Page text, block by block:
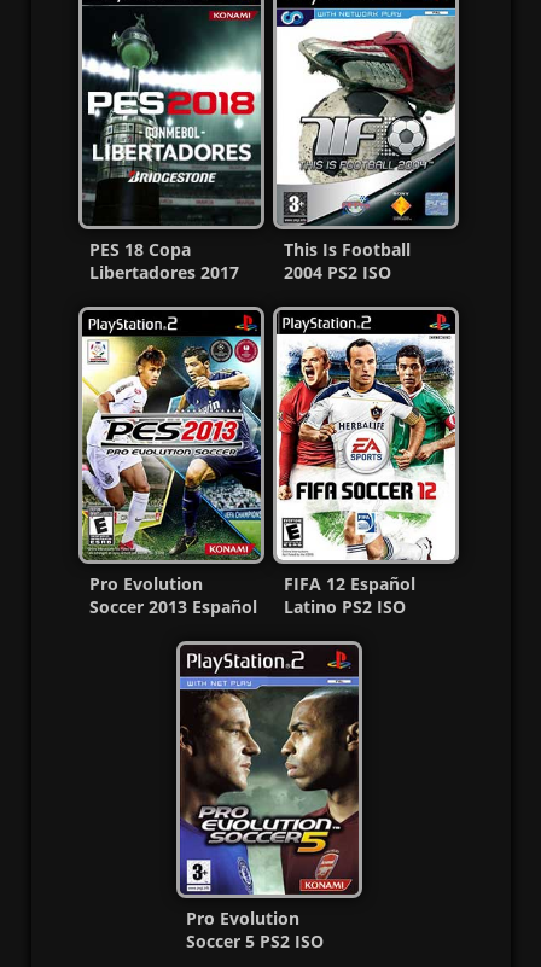
PES 18 Copa
Libertadores 2017
Latino MF
This Is Football
2004 PS2 ISO
Pro Evolution
Soccer 2013 Español
FIFA 12 Español
Latino PS2 ISO
Pro Evolution
Soccer 5 PS2 ISO